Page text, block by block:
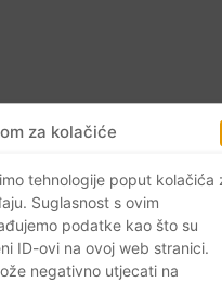
za kolačiće
tehnologije poput kolačića
Suglasnost s ovim
podatke kao što su
ID-ovi na ovoj web stranici.
negativno utjecati na